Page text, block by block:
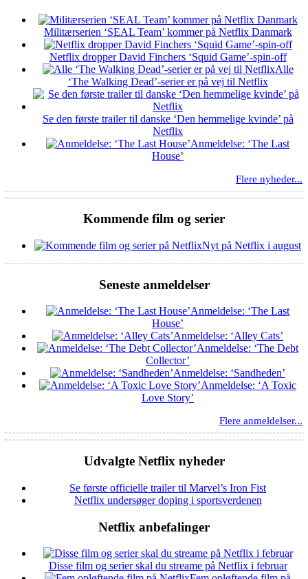
Militærserien ‘SEAL Team’ kommer på Netflix Danmark
Netflix dropper David Finchers ‘Squid Game’-spin-off
Alle
‘The Walking Dead’-serier er på vej til Netflix
Se den første trailer til danske ‘Den hemmelige kvinde’ på
Netflix
Anmeldelse: ‘The Last
House’
Flere nyheder...
Kommende film og serier
Nyt på Netflix i august
Seneste anmeldelser
Anmeldelse: ‘The Last
House’
Anmeldelse: ‘Alley Cats’
Anmeldelse: ‘The Debt
Collector’
Anmeldelse: ‘Sandheden’
Anmeldelse: ‘A Toxic
Love Story’
Flere anmeldelser...
Udvalgte Netflix nyheder
Se første officielle trailer til Marvel’s Iron Fist
Netflix undersøger doping i sportsverdenen
Netflix anbefalinger
Disse film og serier skal du streame på Netflix i februar